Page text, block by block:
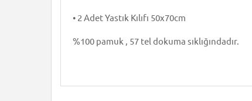
• 2 Adet Yastık Kılıfı 50x70cm
%100 pamuk , 57 tel dokuma sıklığındadır.